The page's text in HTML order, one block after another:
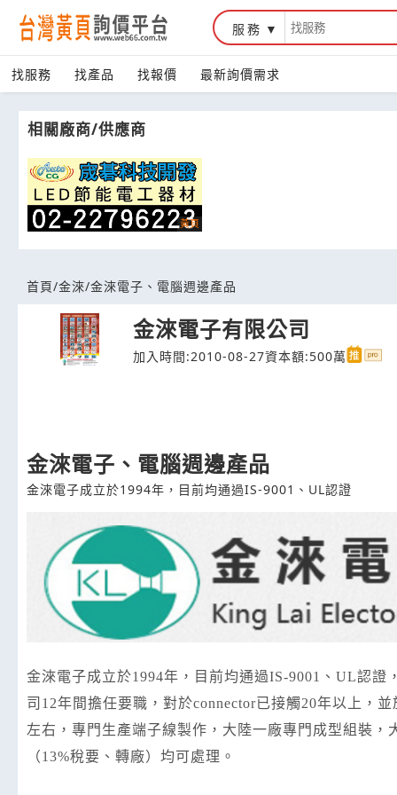
台灣黃頁詢價平台
服務
找服務 找產品 找報價 最新詢價需求
相關廠商/供應商
首頁/金淶/金淶電子、電腦週邊產品
金淶電子有限公司
加入時間:2010-08-27資本額:500萬
金淶電子、電腦週邊產品
金淶電子成立於1994年，目前均通過IS-9001、UL認證
金淶電子成立於1994年，目前均通過IS-9001、UL認
司12年間擔任要職，對於connector已接觸20年以上，
左右，專門生產端子線製作，大陸一廠專門成型組裝
（13%稅要、轉廠）均可處理。